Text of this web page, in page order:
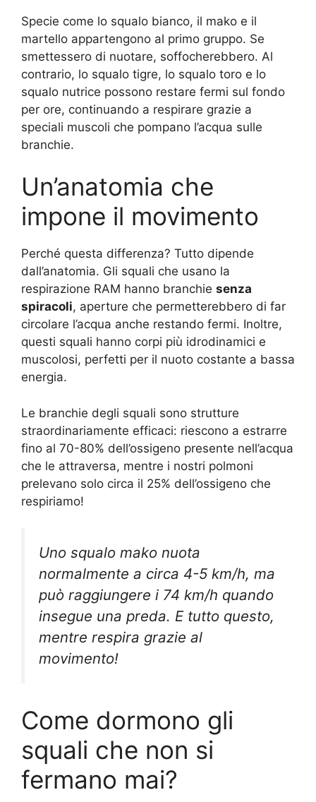
Specie come lo squalo bianco, il mako e il
martello appartengono al primo gruppo. Se
smettessero di nuotare, soffocherebbero. Al
contrario, lo squalo tigre, lo squalo toro e lo
squalo nutrice possono restare fermi sul fondo
per ore, continuando a respirare grazie a
speciali muscoli che pompano l’acqua sulle
branchie.
Un’anatomia che
impone il movimento
Perché questa differenza? Tutto dipende
dall’anatomia. Gli squali che usano la
respirazione RAM hanno branchie senza
spiracoli, aperture che permetterebbero di far
circolare l’acqua anche restando fermi. Inoltre,
questi squali hanno corpi più idrodinamici e
muscolosi, perfetti per il nuoto costante a bassa
energia.
Le branchie degli squali sono strutture
straordinariamente efficaci: riescono a estrarre
fino al 70-80% dell’ossigeno presente nell’acqua
che le attraversa, mentre i nostri polmoni
prelevano solo circa il 25% dell’ossigeno che
respiriamo!
Uno squalo mako nuota
normalmente a circa 4-5 km/h, ma
può raggiungere i 74 km/h quando
insegue una preda. E tutto questo,
mentre respira grazie al
movimento!
Come dormono gli
squali che non si
fermano mai?